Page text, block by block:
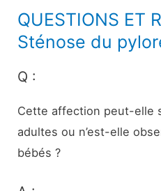
QUESTIONS ET
Sténose du
Q :
Cette affection peut-elle
adultes ou n’est-elle
bébés ?